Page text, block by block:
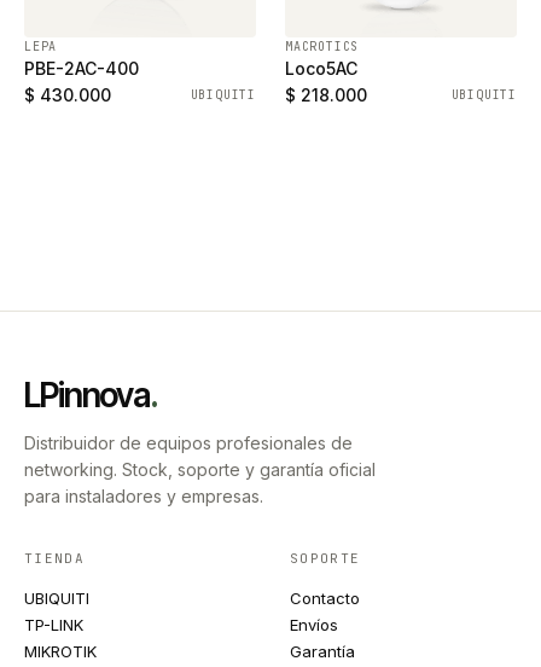
LEPA
PBE-2AC-400
$ 430.000
UBIQUITI
MACROTICS
Loco5AC
$ 218.000
UBIQUITI
LPinnova.
Distribuidor de equipos profesionales de
networking. Stock, soporte y garantía oficial
para instaladores y empresas.
TIENDA
UBIQUITI
TP-LINK
MIKROTIK
SOPORTE
Contacto
Envíos
Garantía